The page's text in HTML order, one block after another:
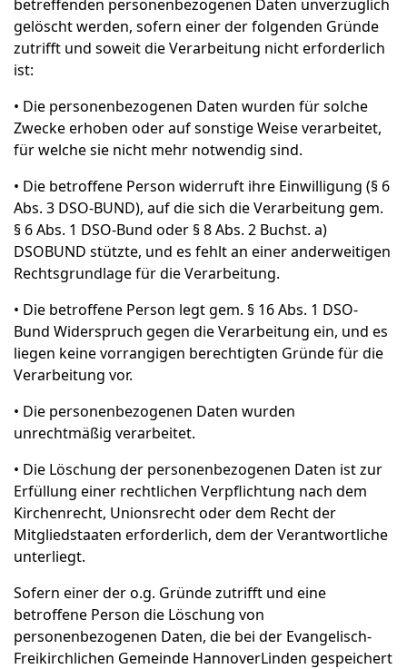
betreffenden personenbezogenen Daten unverzüglich
gelöscht werden, sofern einer der folgenden Gründe
zutrifft und soweit die Verarbeitung nicht erforderlich
ist:
• Die personenbezogenen Daten wurden für solche
Zwecke erhoben oder auf sonstige Weise verarbeitet,
für welche sie nicht mehr notwendig sind.
• Die betroffene Person widerruft ihre Einwilligung (§ 6
Abs. 3 DSO-BUND), auf die sich die Verarbeitung gem.
§ 6 Abs. 1 DSO-Bund oder § 8 Abs. 2 Buchst. a)
DSOBUND stützte, und es fehlt an einer anderweitigen
Rechtsgrundlage für die Verarbeitung.
• Die betroffene Person legt gem. § 16 Abs. 1 DSO-
Bund Widerspruch gegen die Verarbeitung ein, und es
liegen keine vorrangigen berechtigten Gründe für die
Verarbeitung vor.
• Die personenbezogenen Daten wurden
unrechtmäßig verarbeitet.
• Die Löschung der personenbezogenen Daten ist zur
Erfüllung einer rechtlichen Verpflichtung nach dem
Kirchenrecht, Unionsrecht oder dem Recht der
Mitgliedstaaten erforderlich, dem der Verantwortliche
unterliegt.
Sofern einer der o.g. Gründe zutrifft und eine
betroffene Person die Löschung von
personenbezogenen Daten, die bei der Evangelisch-
Freikirchlichen Gemeinde HannoverLinden gespeichert